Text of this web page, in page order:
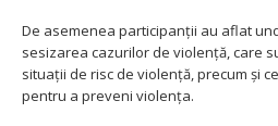
De asemenea participanții au aflat
sesizarea cazurilor de violență, care
situații de risc de violență, precum și
pentru a preveni violența.